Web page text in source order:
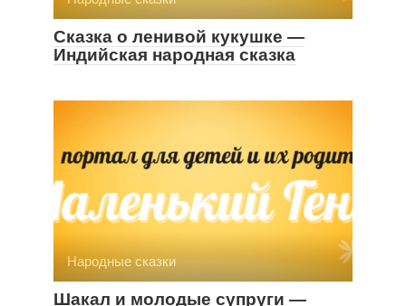
Сказка о ленивой кукушке —
Индийская народная сказка
Народные сказки
Шакал и молодые супруги —